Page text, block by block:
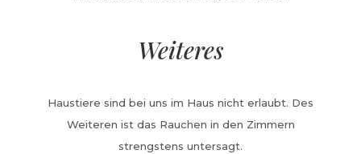
Weiteres
Haustiere sind bei uns im Haus nicht erlaubt. Des
Weiteren ist das Rauchen in den Zimmern
strengstens untersagt.